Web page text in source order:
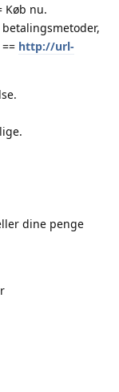
Køb nu.
http://url-
dine penge